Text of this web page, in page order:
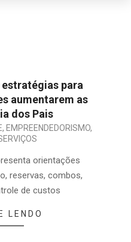
para
aumentarem as
dos Pais
, EMPREENDEDORISMO,
orientações
reservas, combos,
de custos
LENDO